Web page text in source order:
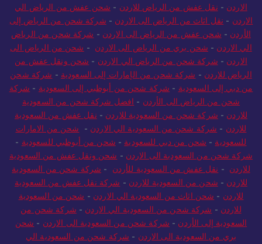
الاردن - نقل عفش من الرياض للاردن - شحن عفش من الرياض الي
الاردن - نقل اثاث من الرياض الى الاردن - شركة شحن من الرياض إلى
الأردن - شحن عفش من الرياض الى الاردن - شركة شحن من الرياض
الي الاردن - شحن بري من الرياض الى الاردن - شحن من الرياض الى
الاردن - شركة شحن من الرياض الي الاردن - شحن ونقل عفش من
الرياض للاردن - شركة شحن من الإمارات إلى السعودية - شركة شحن
من دبي إلى السعودية - شركة شحن من أبوظبي إلى السعودية - شركة
شحن من الرياض الى الأردن - افضل شركة شحن من السعودية
للاردن - شركة شحن من السعودية للاردن - نقل عفش من السعودية
للاردن - شركة شحن من السعودية الي الاردن - شحن من الامارات
للسعودية - شحن من دبي للسعودية - شحن من أبوظبي للسعودية -
شركة شحن من السعودية الى الاردن - شحن ونقل عفش من السعودية
للاردن - نقل عفش من السعودية للأردن - شركة شحن من السعودية
للاردن - شحن من السعودية للاردن - شركة نقل عفش من السعودية
للاردن - شحن اثاث من السعودية الي الاردن - شحن من السعودية
للاردن - شركة شحن من السعودية الي الاردن - شركة شحن من
السعودية إلى الأردن - شركة شحن من السعودية الى الاردن - شحن
بري من السعودية الى الاردن - شركة شحن من السعودية الي